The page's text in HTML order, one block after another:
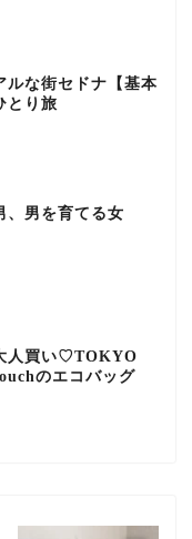
ルな街セドナ【基本
とり旅
、男を育てる女
人買い♡TOKYO
のエコバッグ